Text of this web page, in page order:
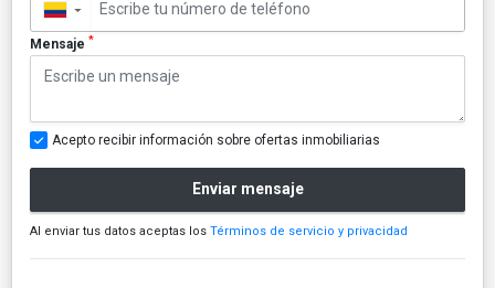
▼
Mensaje *
Acepto recibir información sobre ofertas inmobiliarias
Enviar mensaje
Al enviar tus datos aceptas los Términos de servicio y privacidad